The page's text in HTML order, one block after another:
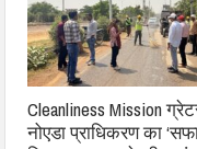
Cleanliness Mission
नोएडा प्राधिकरण का